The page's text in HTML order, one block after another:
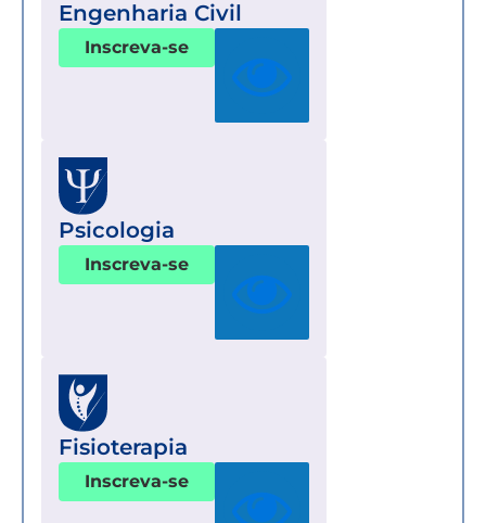
Engenharia Civil
Inscreva-se
Psicologia
Inscreva-se
Fisioterapia
Inscreva-se